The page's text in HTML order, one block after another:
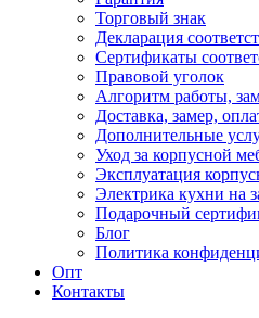
Торговый знак
Декларация
Сертификаты
Правовой уголок
Алгоритм работы,
Доставка, замер,
Дополнительные
Уход за корпусной
Эксплуатация
Электрика кухни на
Подарочный
Блог
Политика
Опт
Контакты